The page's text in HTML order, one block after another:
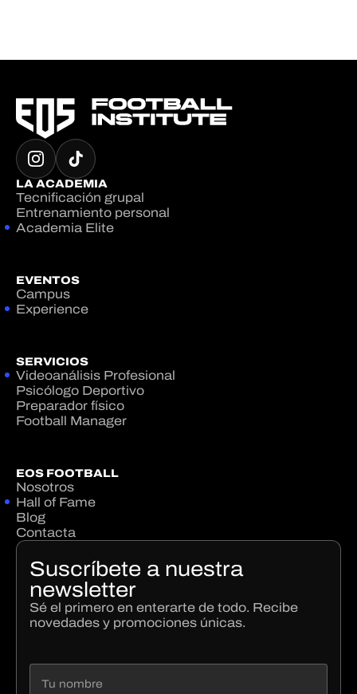
LA ACADEMIA
Tecnificación grupal
Entrenamiento personal
Academia Elite
EVENTOS
Campus
Experience
SERVICIOS
Videoanálisis Profesional
Psicólogo Deportivo
Preparador físico
Football Manager
EOS FOOTBALL
Nosotros
Hall of Fame
Blog
Contacta
Suscríbete a nuestra
newsletter
Sé el primero en enterarte de todo. Recibe
novedades y promociones únicas.